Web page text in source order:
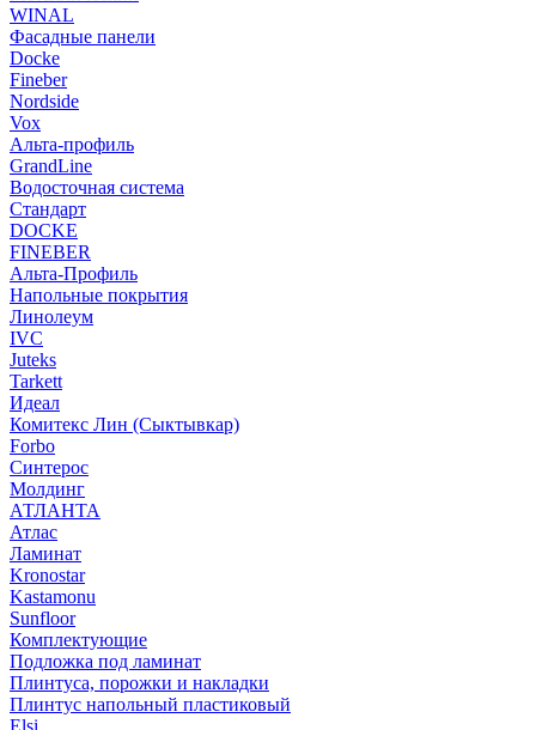
WINAL
Фасадные панели
Docke
Fineber
Nordside
Vox
Альта-профиль
GrandLine
Водосточная система
Стандарт
DOCKE
FINEBER
Альта-Профиль
Напольные покрытия
Линолеум
IVC
Juteks
Tarkett
Идеал
Комитекс Лин (Сыктывкар)
Forbo
Синтерос
Молдинг
АТЛАНТА
Атлас
Ламинат
Kronostar
Kastamonu
Sunfloor
Комплектующие
Подложка под ламинат
Плинтуса, порожки и накладки
Плинтус напольный пластиковый
Elsi